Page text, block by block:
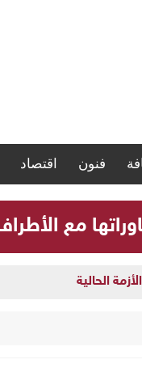
فنون اقتصاد
مع الأطراف
الحالية